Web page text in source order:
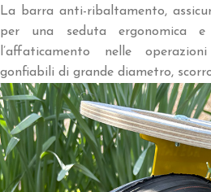
La barra anti-ribaltamento,
per una seduta ergonomica e
l’affaticamento nelle
gonfiabili di grande diametro,